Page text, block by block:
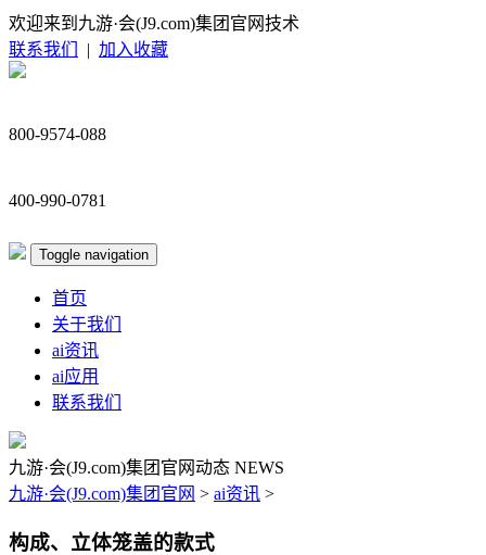
欢迎来到九游·会(J9.com)集团官网技术
联系我们
| 加入收藏
800-9574-088
400-990-0781
Toggle navigation
首页
关于我们
ai资讯
ai应用
联系我们
九游·会(J9.com)集团官网动态 NEWS
九游·会(J9.com)集团官网 > ai资讯 >
构成、立体笼盖的款式